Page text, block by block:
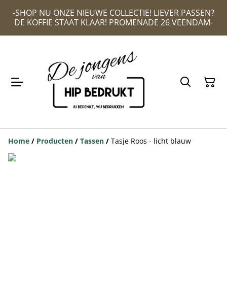
-SHOP NU ONZE NIEUWE COLLECTIE! LIEVER PASSEN?
DE KOFFIE STAAT KLAAR! PROMENADE 26 VEENDAM-
Home / Producten / Tassen / Tasje Roos - licht blauw